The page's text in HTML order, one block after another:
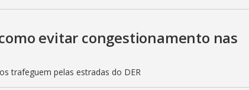
evitar congestionamento nas
trafeguem pelas estradas do DER